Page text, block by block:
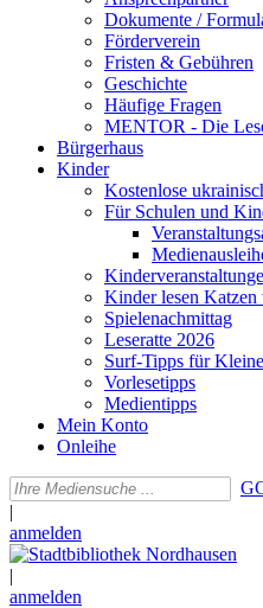
Dokumente /
Förderverein
Fristen & Gebühren
Geschichte
Häufige Fragen
MENTOR - Die
Bürgerhaus
Kinder
Kostenlose
Für Schulen und
Kinder lesen Katzen
Spielenachmittag
Leseratte 2026
Surf-Tipps für
Vorlesetipps
Medientipps
Mein Konto
Onleihe
|
anmelden
|
anmelden